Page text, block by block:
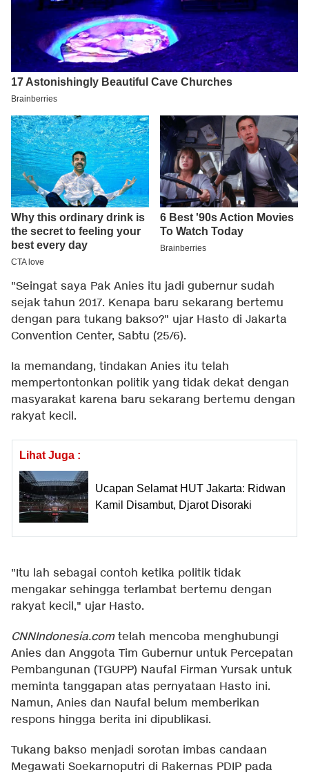
"Seingat saya Pak Anies itu jadi gubernur sudah
sejak tahun 2017. Kenapa baru sekarang bertemu
dengan para tukang bakso?" ujar Hasto di Jakarta
Convention Center, Sabtu (25/6).
Ia memandang, tindakan Anies itu telah
mempertontonkan politik yang tidak dekat dengan
masyarakat karena baru sekarang bertemu dengan
rakyat kecil.
Lihat Juga :
Ucapan Selamat HUT Jakarta: Ridwan
Kamil Disambut, Djarot Disoraki
"Itu lah sebagai contoh ketika politik tidak
mengakar sehingga terlambat bertemu dengan
rakyat kecil," ujar Hasto.
CNNIndonesia.comtelah mencoba menghubungi
Anies dan Anggota Tim Gubernur untuk Percepatan
Pembangunan (TGUPP) Naufal Firman Yursak untuk
meminta tanggapan atas pernyataan Hasto ini.
Namun, Anies dan Naufal belum memberikan
respons hingga berita ini dipublikasi.
Tukang bakso menjadi sorotan imbas candaan
Megawati Soekarnoputri di Rakernas PDIP pada